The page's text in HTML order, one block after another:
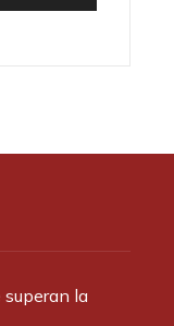
la